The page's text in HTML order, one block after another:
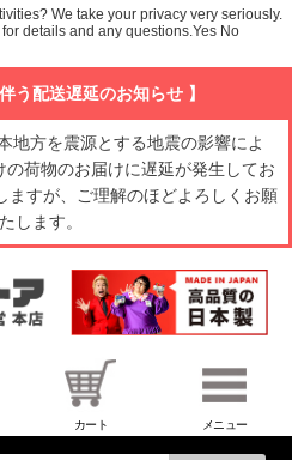
う配送遅延のお知らせ 】
地方を震源とする地震の影響によ
の荷物のお届けに遅延が発生してお
ますが、ご理解のほどよろしくお願
します。
カート メニュー
We take your privacy very seriously.
details and any questions.Yes No